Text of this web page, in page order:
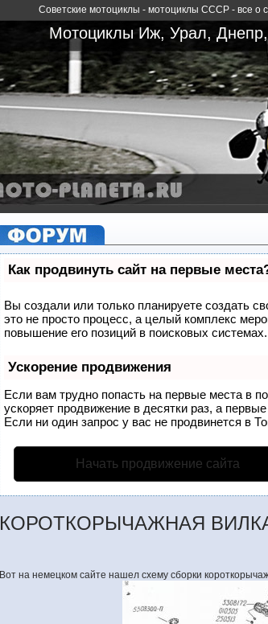
Советские мотоциклы - мотоциклы СССР - все о
Мотоциклы Иж, Урал,
Как продвинуть сайт на первые
Вы создали или только планируете создать
это не просто процесс, а целый комплекс
повышение его позиций в поисковых системах.
Ускорение продвижения
Если вам трудно попасть на первые места в
ускоряет продвижение в десятки раз, а
Если ни один запрос у вас не продвинется в
Начать продвижение сайта
КОРОТКОРЫЧАЖНАЯ
Вот на немецком сайте нашел схему сборки